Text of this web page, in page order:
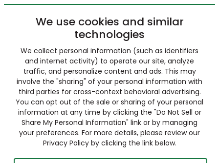
We use cookies and similar
technologies
We collect personal information (such as identifiers
and internet activity) to operate our site, analyze
traffic, and personalize content and ads. This may
involve the "sharing" of your personal information with
third parties for cross-context behavioral advertising.
You can opt out of the sale or sharing of your personal
information at any time by clicking the "Do Not Sell or
Share My Personal Information" link or by managing
your preferences. For more details, please review our
Privacy Policy by clicking the link below.